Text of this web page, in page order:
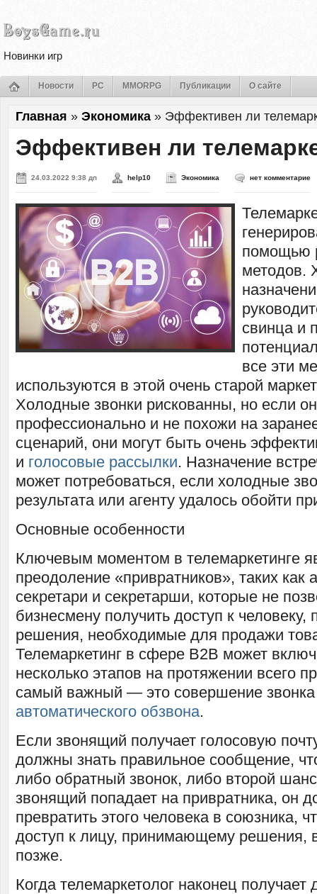
Новинки игр
Новости PC MMORPG Публикации О сайте
Главная » Экономика » Эффективен ли
Эффективен ли
24.03.2022 9:38 дп help10 Экономика нет комментарие
помощью
методов.
свинца и
все эти
используются в этой очень старой
Холодные звонки рискованны, но если
профессионально и не похожи на
сценарий, они могут быть очень
и голосовые рассылки. Назначение
может потребоваться, если холодные
результата или агенту удалось обойти
Основные особенности
Ключевым моментом в телемаркетинге
преодоление «привратников», таких как
секретари и секретарши, которые не
бизнесмену получить доступ к
решения, необходимые для продажи
Телемаркетинг в сфере B2B может
несколько этапов на протяжении всего
самый важный — это совершение
автоматического обзвона.
Если звонящий получает голосовую
должны знать правильное сообщение,
либо обратный звонок, либо второй
звонящий попадает на привратника, он
превратить этого человека в союзника,
доступ к лицу, принимающему решения,
позже.
Когда телемаркетолог наконец получает